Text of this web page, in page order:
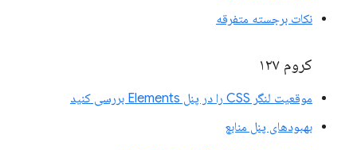
نکات برجسته متفرقه
کروم ۱۲۷
موقعیت لنگر CSS را در پنل Elements بررسی کنید
بهبودهای پنل منابع